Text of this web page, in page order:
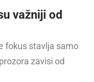
važniji od
fokus stavlja samo
zavisi od